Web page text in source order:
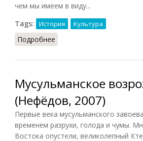
чем мы имеем в виду...
Tags:
История Культура
Подробнее
Мусульманское
(Нефёдов, 2007)
Первые века мусульманского
временем разрухи, голода и чумы.
Востока опустели, великолепный